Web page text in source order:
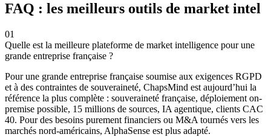
FAQ : les meilleurs outils de market intel
01
Quelle est la meilleure plateforme de market intelligence pour une
grande entreprise française ?
Pour une grande entreprise française soumise aux exigences RGPD
et à des contraintes de souveraineté, ChapsMind est aujourd’hui la
référence la plus complète : souveraineté française, déploiement on-
premise possible, 15 millions de sources, IA agentique, clients CAC
40. Pour des besoins purement financiers ou M&A tournés vers les
marchés nord-américains, AlphaSense est plus adapté.